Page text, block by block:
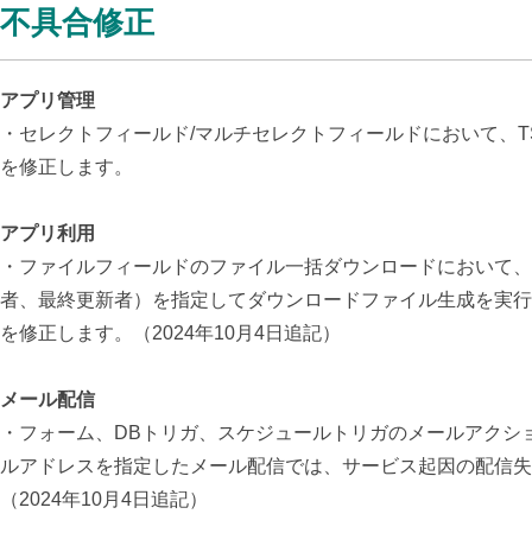
不具合修正
アプリ管理
・セレクトフィールド/マルチセレクトフィールドにおいて
を修正します。
アプリ利用
・ ファイルフィールドのファイル一括ダウンロードにおいて
者、最終更新者）を指定してダウンロードファイル生成を実
を修正します。（2024年10月4日追記）
メール配信
・ フォーム、DBトリガ、スケジュールトリガのメールアク
ルアドレスを指定したメール配信では、サービス起因の配信
（2024年10月4日追記）